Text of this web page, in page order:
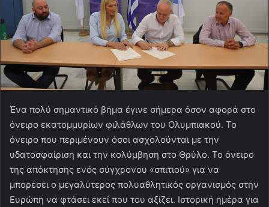
Ένα πολύ σημαντικό βήμα έγινε σήμερα όσον αφορά στο
όνειρο εκατομμυρίων φιλάθλων του Ολυμπιακού. Το
όνειρο που περιμένουν όσοι ασχολούνται με την
υδατοσφαίριση και την κολύμβηση στο Θρύλο. Το όνειρο
της απόκτησης ενός σύγχρονου «σπιτιού» για να
μπορέσει ο μεγαλύτερος πολυαθλητικός οργανισμός στην
Ευρώπη να φτάσει εκεί που του αξίζει. Ιστορική ημέρα για